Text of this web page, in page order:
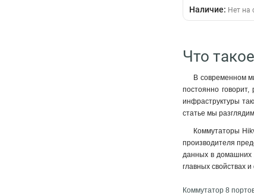
Наличие: Нет на
Что
В современном
постоянно
инфраструктуры
статье мы
Коммутаторы
производителя
данных в домашних
главных свойствах
Коммутатор 8